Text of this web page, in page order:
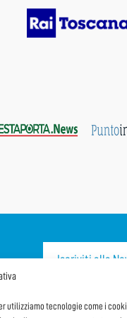
utilizziamo tecnologie come i
Iscriviti alla
CONDIVIDI